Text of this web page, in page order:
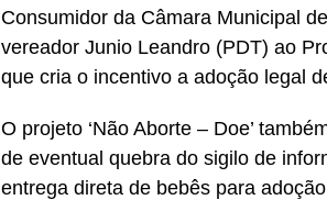
Consumidor da Câmara Municipal
vereador Junio Leandro (PDT) ao
que cria o incentivo a adoção legal
O projeto ‘Não Aborte – Doe’
de eventual quebra do sigilo de
entrega direta de bebês para